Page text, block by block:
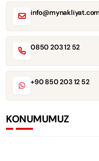
0850 203 12 52
+90 850 203 12 52
KONUMUMUZ